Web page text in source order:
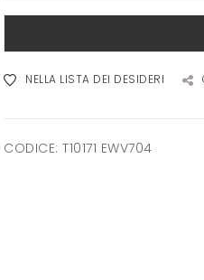
NELLA LISTA DEI DESIDERI
CODICE: T10171 EWV704